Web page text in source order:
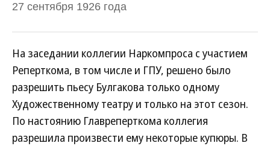
27 сентября 1926 года
На заседании коллегии Наркомпроса с участием
Реперткома, в том числе и ГПУ, решено было
разрешить пьесу Булгакова только одному
Художественному театру и только на этот сезон.
По настоянию Главреперткома коллегия
разрешила произвести ему некоторые купюры. В